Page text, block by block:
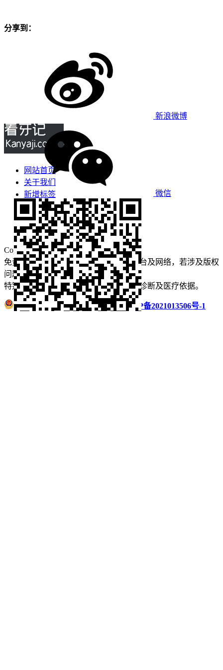
网站首页
关于我们
新增标签
免责声明
看牙攻略
口腔运营
Copyright © 2022 看牙记 版权所有
免责声明：本站部分内容来源于公众平台及网络，若涉及版权
问题【
请点此联系 我们】 删除！
特别声明：本站内容仅供参考，不作为诊断及医疗依据。
浙公网安备 33011002016235号 浙ICP备2021013506号-1
分享到：
新浪微博
微信